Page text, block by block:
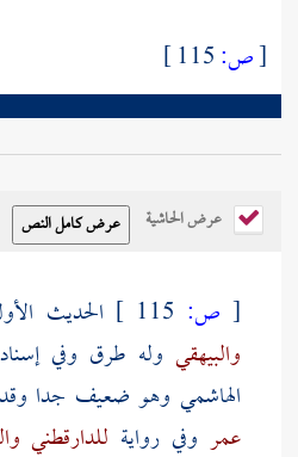
[ص:
عرض الحاشية
[ ص: الحديث
والبيهقي وله طرق وفي
الهاشمي وهو ضعيف جدا
عمر وفي رواية للدارقطني